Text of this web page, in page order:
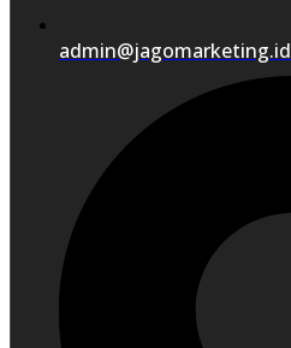
admin@jagomarketing.id